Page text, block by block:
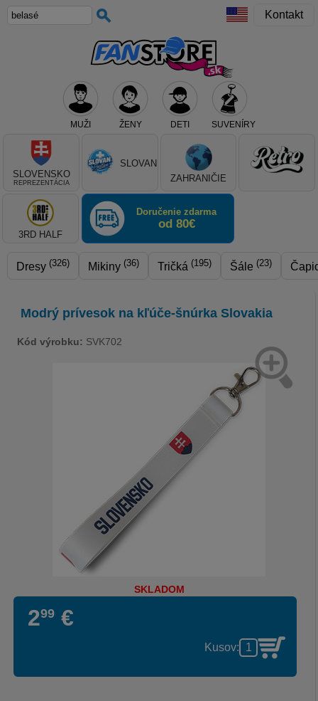
Kontakt
MUŽI ŽENY DETI SUVENÍRY
Teraz vyberte klub, alebo typ výrobku
SLOVENSKO
REPREZENTÁCIA
SLOVAN
ZAHRANIČIE
3RD HALF
Doručenie zdarma
od 80€
Dresy (326) Mikiny (36) Tričká (195) Šále (23)
Modrý prívesok na kľúče-šnúrka Slovakia
Kód výrobku: SVK702
SKLADOM
299 €
Kusov: